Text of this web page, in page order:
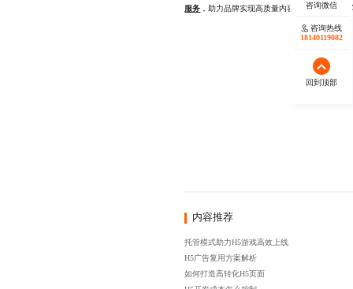
服务 ，助力品牌实现高质量内容快速产出与规
内容推荐
托管模式助力H5游戏高效上线
H5广告复用方案解析
如何打造高转化H5页面
咨询热线
18140119082
回到顶部